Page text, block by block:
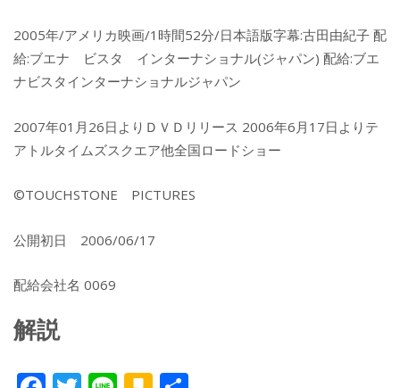
2005年/アメリカ映画/1時間52分/日本語版字幕:古田由紀子 配
給:ブエナ ビスタ インターナショナル(ジャパン) 配給:ブエ
ナビスタインターナショナルジャパン
2007年01月26日よりＤＶＤリリース 2006年6月17日よりテ
アトルタイムズスクエア他全国ロードショー
©TOUCHSTONE PICTURES
公開初日 2006/06/17
配給会社名 0069
解説